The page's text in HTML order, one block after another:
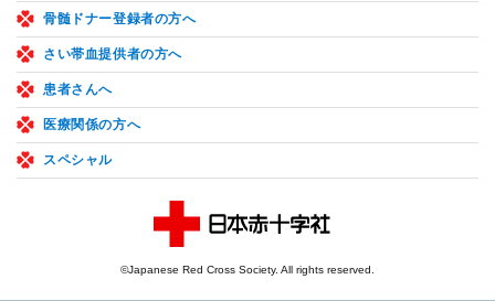
骨髄ドナー登録者の方へ
さい帯血提供者の方へ
患者さんへ
医療関係の方へ
スペシャル
©Japanese Red Cross Society. All rights reserved.